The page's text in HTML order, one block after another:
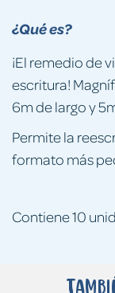
¿Qué es?
¡El remedio de
escritura!
6m de largo y
Permite la
formato más
Contiene 10